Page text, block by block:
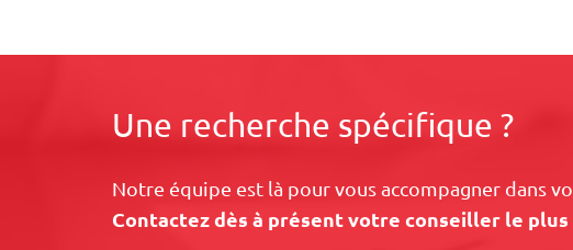
Une recherche spécifique ?
Notre équipe est là pour vous accompagner dans
Contactez dès à présent votre conseiller le plus